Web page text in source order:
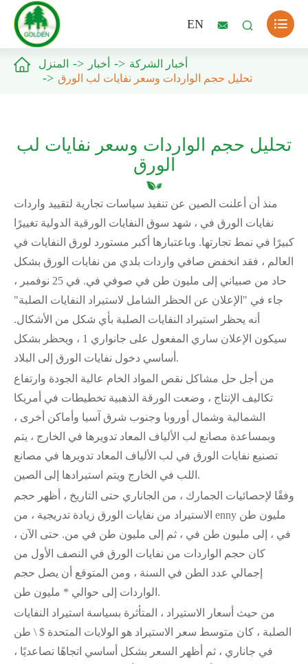
EN   
 المنزل أخبار
أخبار الشركة
تحليل حجم الواردات وسعر نفايات لب الورق
تحليل حجم الواردات وسعر نفايات لب
الورق
منذ أن أعلنت الصين عن تنفيذ سياسات تجارية لتقييد واردات
نفايات الورق في ، شهد سوق النفايات الورقية الدولية تغييرًا
كبيرًا في نمط تجارتها. وباعتبارها أكبر مستورد لورق النفايات في
العالم ، فقد انخفض صافي واردات بلدي من نفايات الورق بشكل
حاد من صبياني إلى مليون طن في صوفي في. في 25 نوفمبر ،
جاء في "الإعلان عن الحظر الشامل لاستيراد النفايات الصلبة"
أنه يحظر استيراد النفايات الصلبة بأي شكل من الأشكال.
سيكون الإعلان ساري المفعول على جانواري 1 ، ويحظر بشكل
أساسي دخول نفايات الورق إلى البلاد.
من أجل حل مشاكل نقص المواد الخام عالية الجودة وارتفاع
تكاليف الإنتاج ، وضعت الورقة الذهبية تخطيطات في أمريكا
الشمالية وشمال أوروبا وجنوب شرق آسيا وأماكن أخرى ،
وبمساعدة مصانع لب الألياف المعاد تدويرها في الخارج ، يتم
تصنيع نفايات الورق في لب الألياف المعاد تدويرها في مصانع
اللب في الخارج ويتم استيرادها إلى الصين.
وفقًا لإحصائيات الجمارك ، من الجاناري حتى التاريخ ، أظهر حجم
الاستيراد من نفايات الورق زيادة تدريجية ، من enny مليون طن
في ، إلى مليون طن في ، ثم إلى مليون طن في من. حتى الآن ،
كان حجم الواردات من نفايات الورق في النصف الأول من
إجمالي عدد الطن في السنة ، ومن المتوقع أن يصل حجم
الواردات إلى حوالي * مليون طن.
من حيث أسعار الاستيراد ، المتأثرة بسياسة استيراد النفايات
الصلبة ، كان متوسط سعر الاستيراد هو الولايات المتحدة $ \ طن
في جاناري ، ثم أظهر السعر بشكل أساسي اتجاهًا تصاعديًا ،